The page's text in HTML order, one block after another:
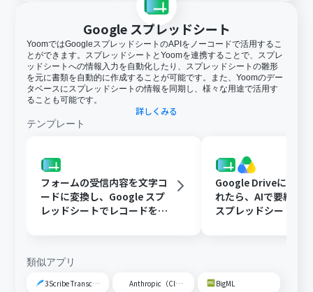
Google スプレッドシート
YoomではGoogleスプレッドシートのAPIをノーコードで活用するこ
とができます。スプレッドシートとYoomを連携することで、スプレ
ッドシートへの情報入力を自動化したり、スプレッドシートの雛形
を元に書類を自動的に作成することが可能です。また、Yoomのデー
タベースにスプレッドシートの情報を同期し、様々な用途で活用す
ることも可能です。
詳しくみる
テンプレート
フォームの受信内容を文字コ
ードに変換し、Google スプ
レッドシートでレコードを追
Google Driveに文書
れたら、AIで要約し
スプレッドシートの
類似アプリ
3Scribe Transcription Anthropic（Claude） BigML